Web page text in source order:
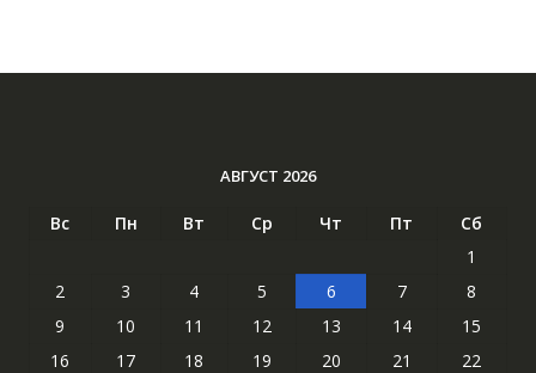
АВГУСТ 2026
Вс Пн Вт Ср Чт Пт
Сб
1
2
3 4 5 6 7
8
9
10 11 12 13 14
15
16
17 18 19 20 21
22